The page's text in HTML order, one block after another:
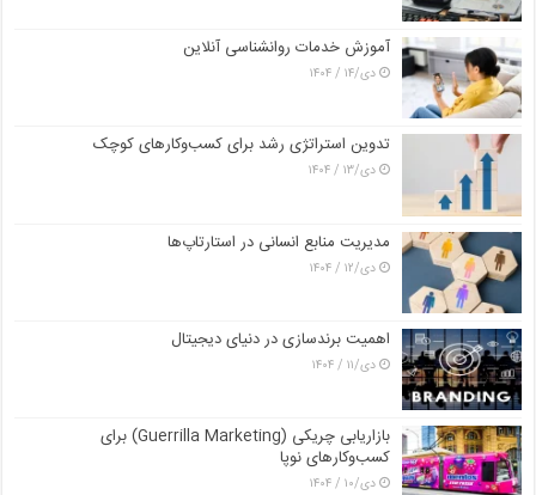
آموزش خدمات روانشناسی آنلاین
دی/۱۴ / ۱۴۰۴
تدوین استراتژی رشد برای کسب‌وکارهای کوچک
دی/۱۳ / ۱۴۰۴
مدیریت منابع انسانی در استارتاپ‌ها
دی/۱۲ / ۱۴۰۴
اهمیت برندسازی در دنیای دیجیتال
دی/۱۱ / ۱۴۰۴
بازاریابی چریکی (Guerrilla Marketing) برای
کسب‌وکارهای نوپا
دی/۱۰ / ۱۴۰۴